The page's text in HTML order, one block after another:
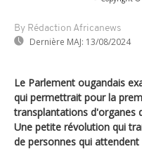
By Rédaction Africanews
Dernière MAJ: 13/08/2024
Le Parlement ougandais
qui permettrait pour la
transplantations d'organes
Une petite révolution qui
de personnes qui